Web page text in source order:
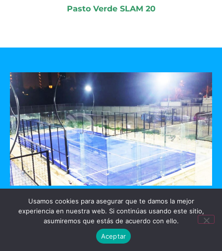
Pasto Verde SLAM 20
GO PADEL
Mérida, Yucatan
Usamos cookies para asegurar que te damos la mejor
experiencia en nuestra web. Si continúas usando este sitio,
asumiremos que estás de acuerdo con ello.
Aceptar